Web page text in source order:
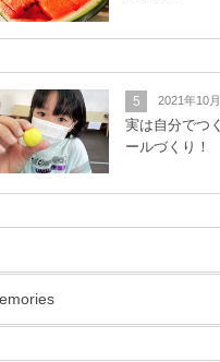
5 2021年10
実は自分でつ
ールづくり！